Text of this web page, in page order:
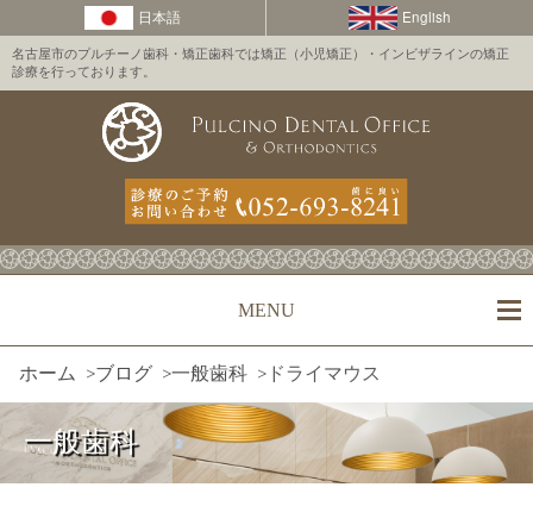
名古屋市のプルチーノ歯科・矯正歯科では矯正（小児矯正）・インビザラインの矯正
診療を行っております。
MENU
ホーム >ブログ >一般歯科 > ドライマウス
一般歯科